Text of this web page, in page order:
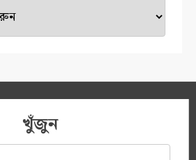
খুঁজুন